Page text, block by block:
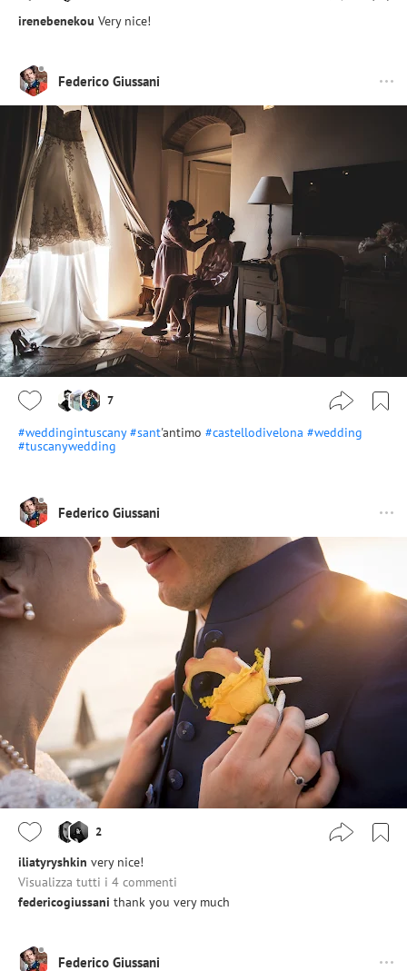
irenebenekou Very nice!
Federico Giussani
7
#weddingintuscany #sant'antimo #castellodivelona #wedding
#tuscanywedding
Federico Giussani
2
iliatyryshkin very nice!
Visualizza tutti i 4 commenti
federicogiussani thank you very much
Federico Giussani